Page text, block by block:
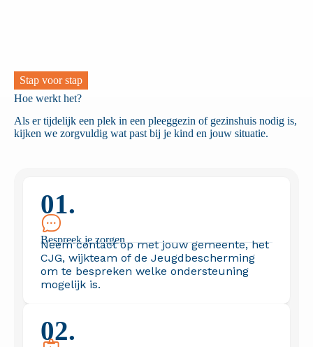
Stap voor stap
Hoe werkt het?
Als er tijdelijk een plek in een pleeggezin of gezinshuis nodig is,
kijken we zorgvuldig wat past bij je kind en jouw situatie.
01.
Bespreek je zorgen
Neem contact op met jouw gemeente, het
CJG, wijkteam of de Jeugdbescherming
om te bespreken welke ondersteuning
mogelijk is.
02.